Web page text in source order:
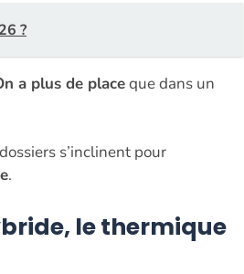
?
a plus de placeque dans un
s’inclinent pour
.
le thermique